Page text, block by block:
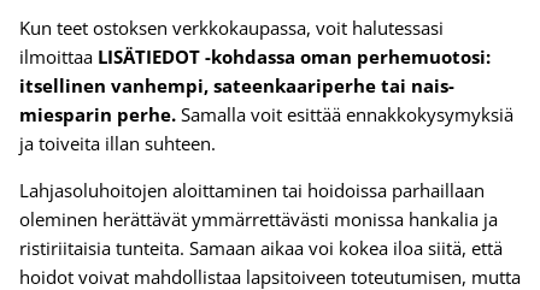
Kun teet ostoksen verkkokaupassa, voit halutessasi
ilmoittaa LISÄTIEDOT -kohdassa oman perhemuotosi:
itsellinen vanhempi, sateenkaariperhe tai nais-
miesparin perhe. Samalla voit esittää ennakkokysymyksiä
ja toiveita illan suhteen.
Lahjasoluhoitojen aloittaminen tai hoidoissa parhaillaan
oleminen herättävät ymmärrettävästi monissa hankalia ja
ristiriitaisia tunteita. Samaan aikaa voi kokea iloa siitä, että
hoidot voivat mahdollistaa lapsitoiveen toteutumisen, mutta